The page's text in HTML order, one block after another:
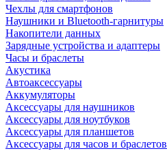
Чехлы для смартфонов
Наушники и Bluetooth-гарнитуры
Накопители данных
Зарядные устройства и адаптеры
Часы и браслеты
Акустика
Автоаксессуары
Аккумуляторы
Аксессуары для наушников
Аксессуары для ноутбуков
Аксессуары для планшетов
Аксессуары для часов и браслетов